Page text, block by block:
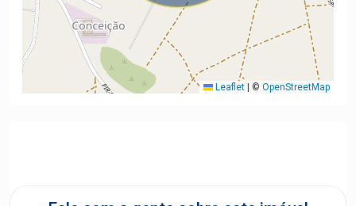
Leaflet | © OpenStreetMap